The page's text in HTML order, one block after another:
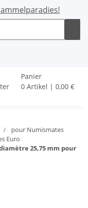
Panier
0 Artikel | 0,00 €
pour Numismates
Euro
25,75 mm pour